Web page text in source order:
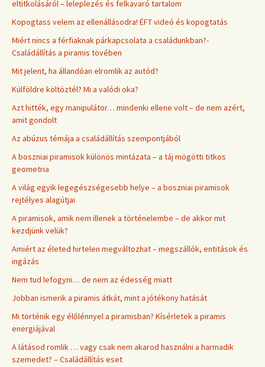
eltitkolásáról – leleplezés és felkavaró tartalom
Kopogtass velem az ellenállásodra! ÉFT videó és kopogtatás
Miért nincs a férfiaknak párkapcsolata a családunkban?-
Családállítás a piramis tövében
Mit jelent, ha állandóan elromlik az autód?
Külföldre költöztél? Mi a valódi oka?
Azt hitték, egy manipulátor… mindenki ellene volt – de nem azért,
amit gondolt
Az abúzus témája a családállítás szempontjából
A boszniai piramisok különös mintázata – a táj mögötti titkos
geometria
A világ egyik legegészségesebb helye – a boszniai piramisok
rejtélyes alagútjai
A piramisok, amik nem illenek a történelembe – de akkor mit
kezdjünk velük?
Amiért az életed hirtelen megváltozhat – megszállók, entitások és
ingázás
Nem tud lefogyni… de nem az édesség miatt
Jobban ismerik a piramis átkát, mint a jótékony hatását
Mi történik egy élőlénnyel a piramisban? Kísérletek a piramis
energiájával
A látásod romlik … vagy csak nem akarod használni a harmadik
szemedet? – Családállítás eset